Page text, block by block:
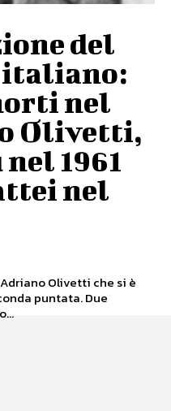
del
nel
Olivetti,
1961
nel
Olivetti che si è
puntata. Due